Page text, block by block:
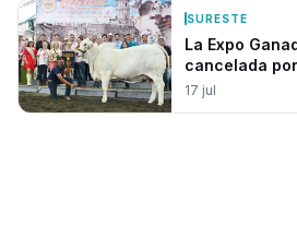
SURESTE
La Expo
cancelada
17 jul